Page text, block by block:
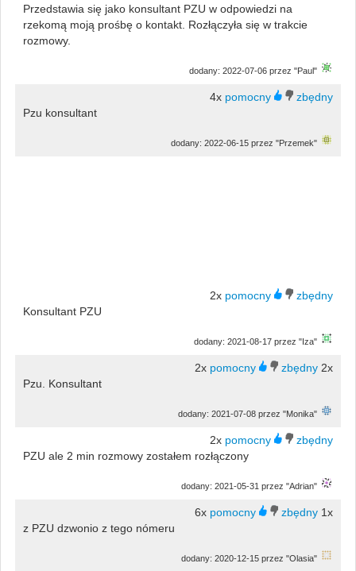
Przedstawia się jako konsultant PZU w odpowiedzi na
rzekomą moją prośbę o kontakt. Rozłączyła się w trakcie
rozmowy.
dodany: 2022-07-06 przez "Paul"
4x
Pzu konsultant
dodany: 2022-06-15 przez "Przemek"
2x
Konsultant PZU
dodany: 2021-08-17 przez "Iza"
2x
2x
Pzu. Konsultant
dodany: 2021-07-08 przez "Monika"
2x
PZU ale 2 min rozmowy zostałem rozłączony
dodany: 2021-05-31 przez "Adrian"
6x
1x
z PZU dzwonio z tego nómeru
dodany: 2020-12-15 przez "Olasia"